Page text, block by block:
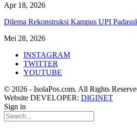
Apr 18, 2026
Dilema Rekonstruksi Kampus UPI
Mei 28, 2026
INSTAGRAM
TWITTER
YOUTUBE
© 2026 - IsolaPos.com. All Rights
Website DEVELOPER: DIGINET
Sign in